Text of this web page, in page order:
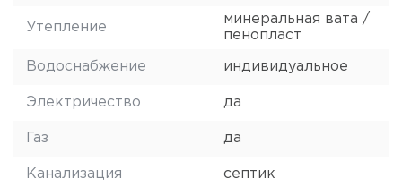
Утепление
минеральная вата /
пенопласт
Водоснабжение индивидуальное
Электричество да
Газ да
Канализация септик